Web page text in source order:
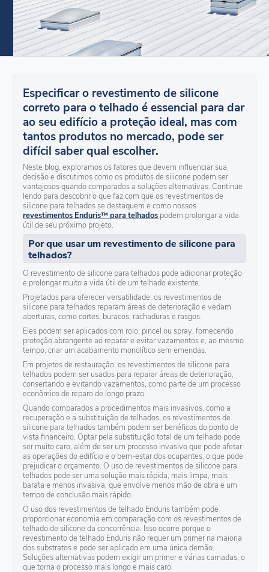
Especificar o revestimento de silicone
correto para o telhado é essencial para dar
ao seu edifício a proteção ideal, mas com
tantos produtos no mercado, pode ser
difícil saber qual escolher.
Neste blog, exploramos os fatores que devem influenciar sua
decisão e discutimos como os produtos de silicone podem ser
vantajosos quando comparados a soluções alternativas. Continue
lendo para descobrir o que faz com que os revestimentos de
silicone para telhados se destaquem e como nossos
revestimentos Enduris™ para telhados podem prolongar a vida
útil de seu próximo projeto.
Por que usar um revestimento de silicone para
telhados?
O revestimento de silicone para telhados pode adicionar proteção
e prolongar muito a vida útil de um telhado existente.
Projetados para oferecer versatilidade, os revestimentos de
silicone para telhados reparam áreas de deterioração e vedam
aberturas, como cortes, buracos, rachaduras e rasgos.
Eles podem ser aplicados com rolo, pincel ou spray, fornecendo
proteção abrangente ao reparar e evitar vazamentos e, ao mesmo
tempo, criar um acabamento monolítico sem emendas.
Em projetos de restauração, os revestimentos de silicone para
telhados podem ser usados para reparar áreas de deterioração,
consertando e evitando vazamentos, como parte de um processo
econômico de reparo de longo prazo.
Quando comparados a procedimentos mais invasivos, como a
recuperação e a substituição de telhados, os revestimentos de
silicone para telhados também podem ser benéficos do ponto de
vista financeiro. Optar pela substituição total de um telhado pode
ser muito caro, além de ser um processo invasivo que pode afetar
as operações do edifício e o bem-estar dos ocupantes, o que pode
prejudicar o orçamento. O uso de revestimentos de silicone para
telhados pode ser uma solução mais rápida, mais limpa, mais
barata e menos invasiva, que envolve menos mão de obra e um
tempo de conclusão mais rápido.
O uso dos revestimentos de telhado Enduris também pode
proporcionar economia em comparação com os revestimentos de
telhado de silicone da concorrência. Isso ocorre porque o
revestimento de telhado Enduris não requer um primer na maioria
dos substratos e pode ser aplicado em uma única demão.
Soluções alternativas podem exigir um primer e várias camadas, o
que torna o processo mais longo e mais caro.